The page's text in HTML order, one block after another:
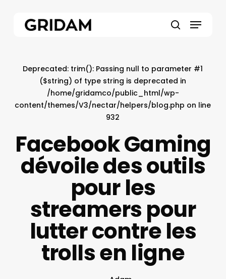
Menu
Deprecated: trim(): Passing null to parameter #1
($string) of type string is deprecated in
/home/gridamco/public_html/wp-
content/themes/V3/nectar/helpers/blog.php on line
932
Facebook Gaming
dévoile des outils
pour les
streamers pour
lutter contre les
trolls en ligne